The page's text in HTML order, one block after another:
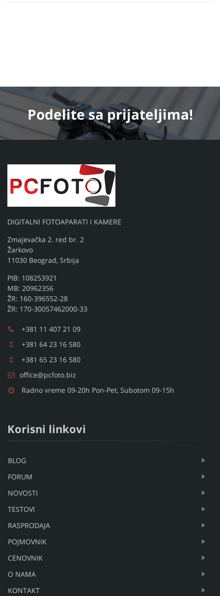
Podelitesa prijateljima!
DIGITALNI FOTOAPARATI I KAMERE
Zmajevačka 2. red br. 2
Žarkovo
11030 Beograd, Srbija
PIB: 108253921
MB: 20962356
ŽR: 160-396552-28
ŽR: 170-30057462000-33
+381 11 407 21 09
+381 64 23 16 580
+381 65 23 16 580
office@pcfoto.biz
Radno vreme 09-20h Pon-Pet, Subotom 09-15h
Korisni linkovi
BLOG
FORUM
NOVOSTI
TESTOVI
RASPRODAJA
POJMOVNIK
CENOVNIK
O NAMA
KONTAKT